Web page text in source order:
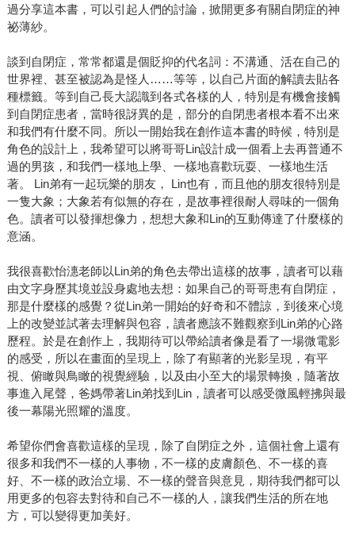
過分享這本書，可以引起人們的討論，掀開更多有關自閉症的神
祕薄紗。
談到自閉症，常常都還是個貶抑的代名詞：不溝通、活在自己的
世界裡、甚至被認為是怪人……等等，以自己片面的解讀去貼各
種標籤。等到自己長大認識到各式各樣的人，特別是有機會接觸
到自閉症患者，當時很訝異的是，部分的自閉患者根本看不出來
和我們有什麼不同。所以一開始我在創作這本書的時候，特別是
角色的設計上，我希望可以將哥哥Lin設計成一個看上去再普通不
過的男孩，和我們一樣地上學、一樣地喜歡玩耍、一樣地生活
著。 Lin弟有一起玩樂的朋友， Lin也有，而且他的朋友很特別是
一隻大象；大象若有似無的存在，是故事裡很耐人尋味的一個角
色。讀者可以發揮想像力，想想大象和Lin的互動傳達了什麼樣的
意涵。
我很喜歡怡潓老師以Lin弟的角色去帶出這樣的故事，讀者可以藉
由文字身歷其境並設身處地去想：如果自己的哥哥患有自閉症，
那是什麼樣的感覺？從Lin弟一開始的好奇和不體諒，到後來心境
上的改變並試著去理解與包容，讀者應該不難觀察到Lin弟的心路
歷程。於是在創作上，我期待可以帶給讀者像是看了一場微電影
的感受，所以在畫面的呈現上，除了有顯著的光影呈現，有平
視、俯瞰與鳥瞰的視覺經驗，以及由小至大的場景轉換，隨著故
事進入尾聲，爸媽帶著Lin弟找到Lin，讀者可以感受微風輕拂與最
後一幕陽光照耀的溫度。
希望你們會喜歡這樣的呈現，除了自閉症之外，這個社會上還有
很多和我們不一樣的人事物，不一樣的皮膚顏色、不一樣的喜
好、不一樣的政治立場、不一樣的聲音與意見，期待我們都可以
用更多的包容去對待和自己不一樣的人，讓我們生活的所在地
方，可以變得更加美好。